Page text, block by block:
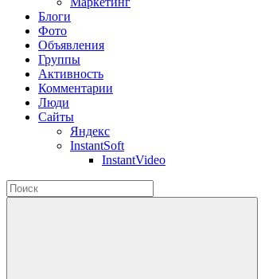
Блоги
Фото
Объявления
Группы
Активность
Комментарии
Люди
Сайты
Яндекс
InstantSoft
InstantVideo